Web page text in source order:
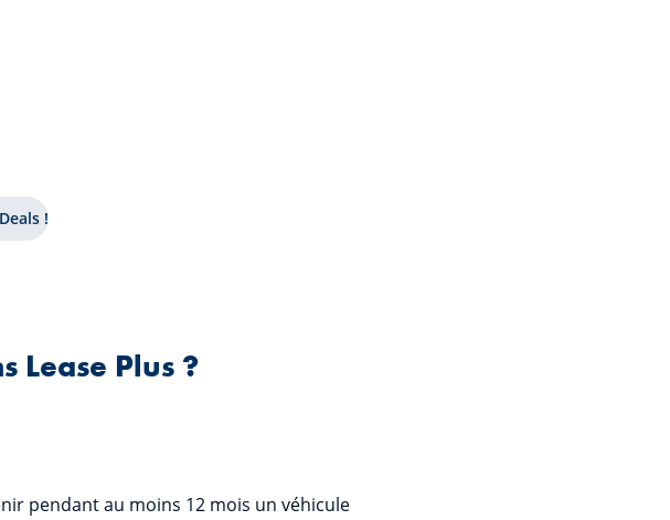
carrousel en pause
!
Lease Plus ?
pendant au moins 12 mois un véhicule